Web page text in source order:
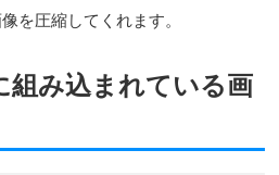
を圧縮してくれます。
組み込まれている画